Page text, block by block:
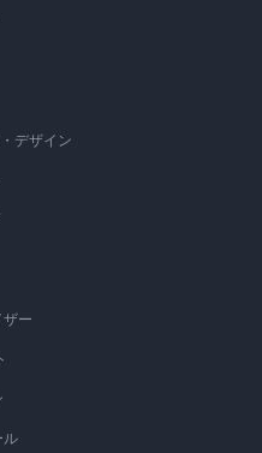
デザイン
ー
ル